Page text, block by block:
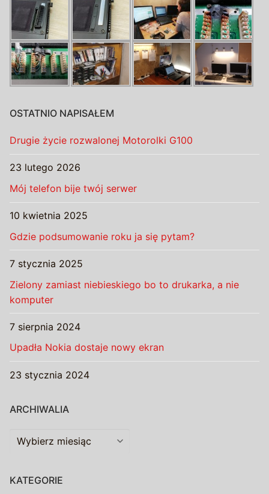
OSTATNIO NAPISAŁEM
Drugie życie rozwalonej Motorolki G100
23 lutego 2026
Mój telefon bije twój serwer
10 kwietnia 2025
Gdzie podsumowanie roku ja się pytam?
7 stycznia 2025
Zielony zamiast niebieskiego bo to drukarka, a nie
komputer
7 sierpnia 2024
Upadła Nokia dostaje nowy ekran
23 stycznia 2024
ARCHIWALIA
Archiwalia
KATEGORIE